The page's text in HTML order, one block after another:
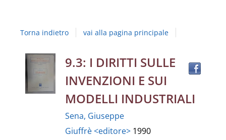
Campania
"Luigi
Vanvitelli"
Torna indietro vai alla pagina principale
Dettaglio
del
documento
9.3: I DIRITTI SULLE
INVENZIONI E SUI
MODELLI INDUSTRIALI
Sena, Giuseppe
Giuffrè <editore> 1990